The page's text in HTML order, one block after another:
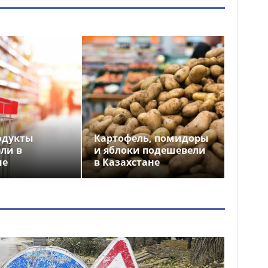
в
Картофель, помидоры
и яблоки подешевели
в Казахстане